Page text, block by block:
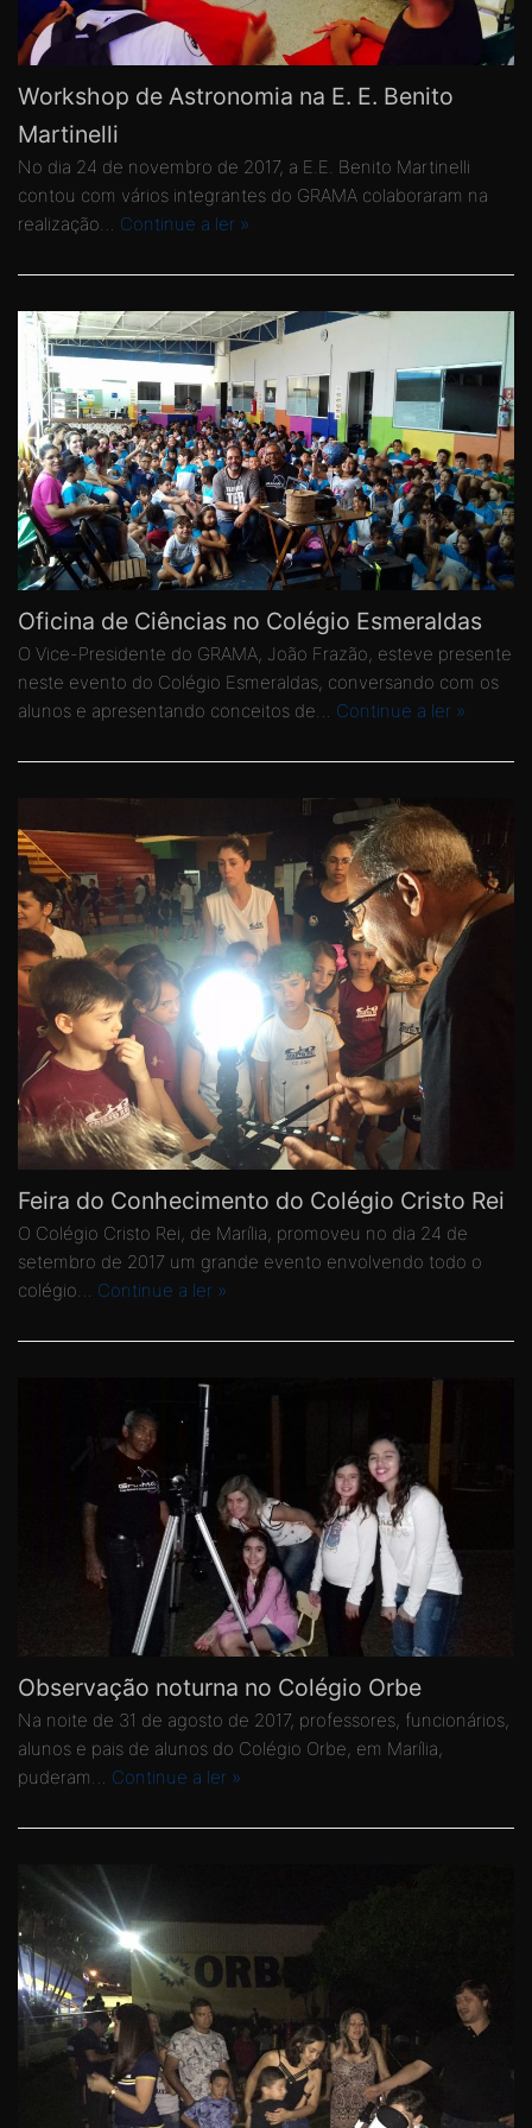
Workshop de Astronomia na E. E. Benito
Martinelli
No dia 24 de novembro de 2017, a E.E. Benito Martinelli
contou com vários integrantes do GRAMA colaboraram na
realização… Continue a ler »
Oficina de Ciências no Colégio Esmeraldas
O Vice-Presidente do GRAMA, João Frazão, esteve presente
neste evento do Colégio Esmeraldas, conversando com os
alunos e apresentando conceitos de… Continue a ler »
Feira do Conhecimento do Colégio Cristo Rei
O Colégio Cristo Rei, de Marília, promoveu no dia 24 de
setembro de 2017 um grande evento envolvendo todo o
colégio… Continue a ler »
Observação noturna no Colégio Orbe
Na noite de 31 de agosto de 2017, professores, funcionários,
alunos e pais de alunos do Colégio Orbe, em Marília,
puderam… Continue a ler »